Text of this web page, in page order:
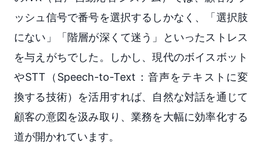
ッシュ信号で番号を選択するしかなく、「選択肢
にない」「階層が深くて迷う」といったストレス
を与えがちでした。しかし、現代のボイスボット
やSTT（Speech-to-Text：音声をテキストに変
換する技術）を活用すれば、自然な対話を通じて
顧客の意図を汲み取り、業務を大幅に効率化する
道が開かれています。